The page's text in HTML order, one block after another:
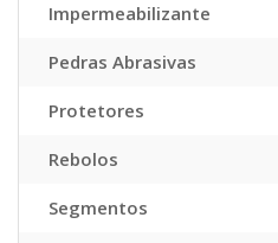
Impermeabilizante
Pedras Abrasivas
Protetores
Rebolos
Segmentos